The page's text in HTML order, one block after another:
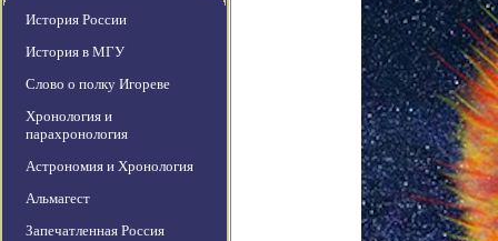
История России
История в МГУ
Слово о полку Игореве
Хронология и
парахронология
Астрономия и Хронология
Альмагест
Запечатленная Россия